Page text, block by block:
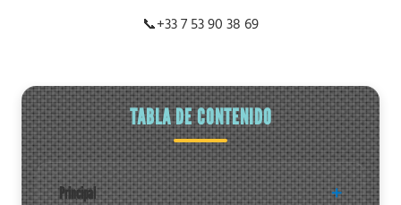
📞+33 7 53 90 38 69
TABLA DE CONTENIDO
Principal